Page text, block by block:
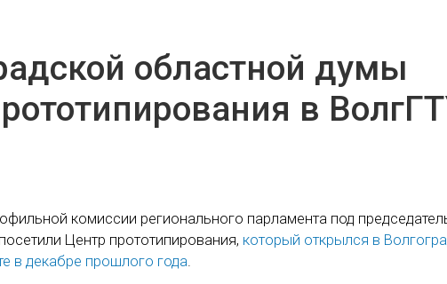
областной думы
в
комиссии регионального парламента под
Центр прототипирования, который открылся в
в декабре прошлого года